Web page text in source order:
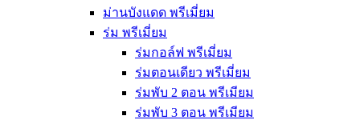
ม่านบังแดด พรีเมี่ยม
ร่ม พรีเมี่ยม
ร่มกอล์ฟ พรีเมี่ยม
ร่มตอนเดียว พรีเมี่ยม
ร่มพับ 2 ตอน พรีเมียม
ร่มพับ 3 ตอน พรีเมียม